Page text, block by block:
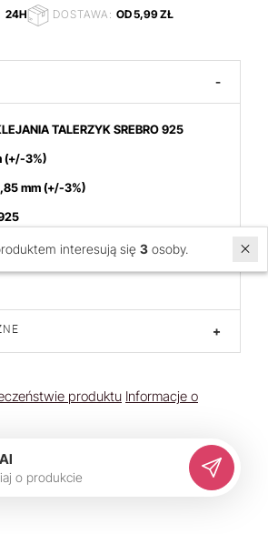
24H DOSTAWA: OD 5,99 ZŁ
-
TALERZYK SREBRO 925
(+/-3%)
mm(+/-3%)
+
produktu Informacje o
iaj o produkcie
interesują się 3 osoby.